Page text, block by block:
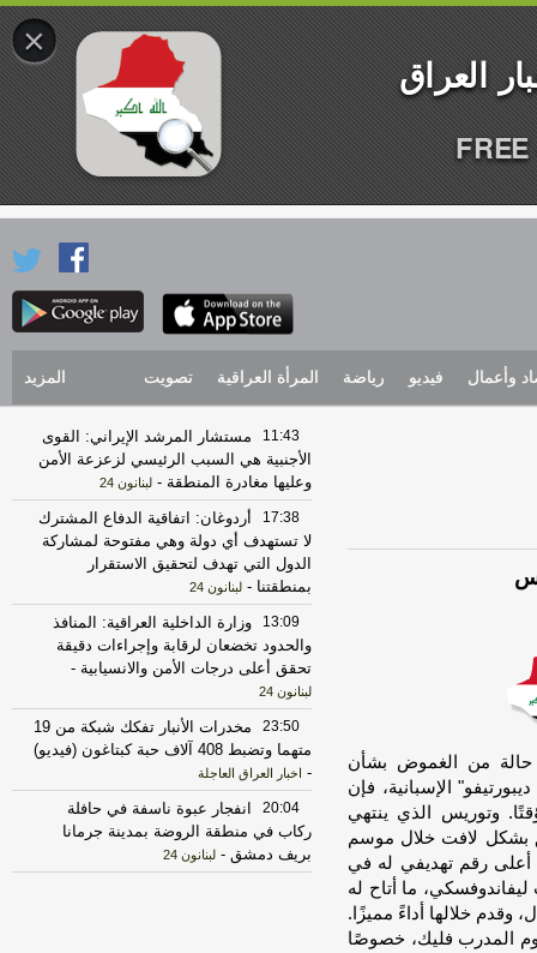
وأعمال فيديو رياضة المرأة العراقية تصويت المزيد
حالة من الغموض بشأن
الإسبانية، فإن
وتوريس الذي ينتهي
صيف 2027، كان قد تألق بشكل لافت خلال موسم
وهو أعلى رقم تهديفي له في
ما أتاح له
يامال، وقدم خلالها أداءً مميزًا.
المدرب فليك، خصوصًا
11:43
مستشار المرشد الإيراني: القوى
الأجنبية هي السبب الرئيسي لزعزعة الأمن
وعليها مغادرة المنطقة - لبنانون 24
17:38
أردوغان: اتفاقية الدفاع المشترك
لا تستهدف أي دولة وهي مفتوحة لمشاركة
الدول التي تهدف لتحقيق الاستقرار
بمنطقتنا - لبنانون 24
13:09
وزارة الداخلية العراقية: المنافذ
والحدود تخضعان لرقابة وإجراءات دقيقة
تحقق أعلى درجات الأمن والانسيابية -
لبنانون 24
23:50
مخدرات الأنبار تفكك شبكة من 19
متهما وتضبط 408 آلاف حبة كبتاغون (فيديو)
-
اخبار العراق العاجلة
20:04
انفجار عبوة ناسفة في حافلة
ركاب في منطقة الروضة بمدينة جرمانا
بريف دمشق - لبنانون 24
×